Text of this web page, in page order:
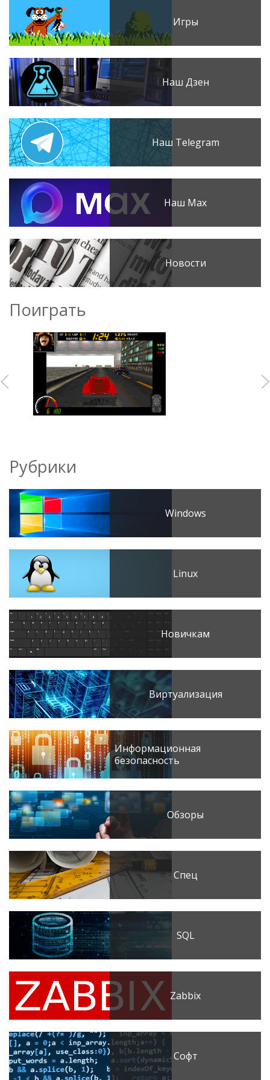
Игры
Наш Дзен
Наш Telegram
Наш Max
Новости
Поиграть
Рубрики
Windows
Linux
Новичкам
Виртуализация
Информационная
безопасность
Обзоры
Спец
SQL
Zabbix
Софт